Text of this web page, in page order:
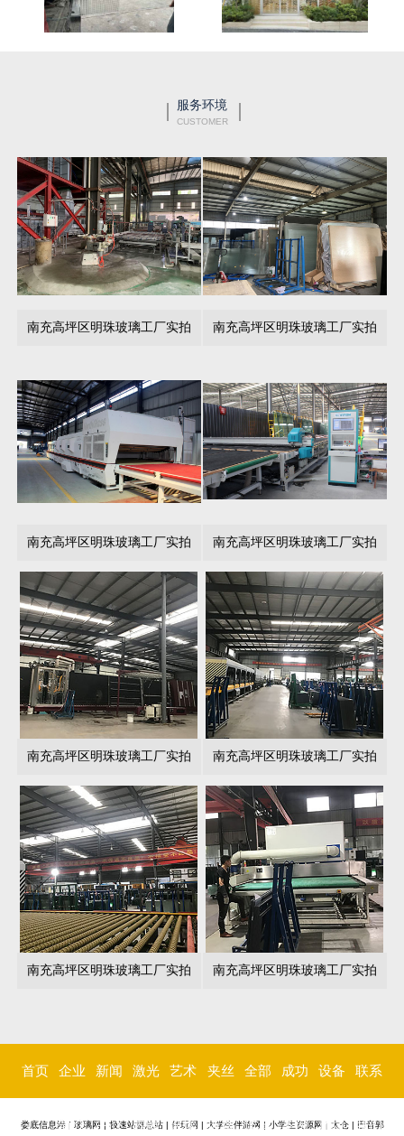
服务环境
CUSTOMER
南充高坪区明珠玻璃工厂实拍 南充高坪区明珠玻璃工厂实拍
南充高坪区明珠玻璃工厂实拍 南充高坪区明珠玻璃工厂实拍
南充高坪区明珠玻璃工厂实拍 南充高坪区明珠玻璃工厂实拍
南充高坪区明珠玻璃工厂实拍 南充高坪区明珠玻璃工厂实拍
首页 企业
简介
新闻
中心
激光
内雕
艺术
玻璃
夹丝
玻璃
全部
玻璃
成功
案例
设备
环境
联系
我们
娄底信息港| 玻璃网 | 极速站群总站| 伴玩网 大学生伴游网 | 小学生资源网 | 太仓| 巴音郭